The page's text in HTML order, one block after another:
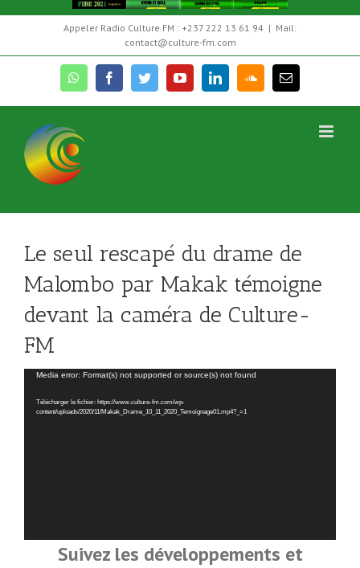
content
Appeler Radio Culture FM : +237 222 13 61 94 | Mail:
contact@culture-fm.com
whatsappfacebooktwitter youtubelinkedinsoundcloud
Email
Témoignage du seul rescapé du drame de
Le seul rescapé du drame de
Malombo par Makak témoigne
devant la caméra de Culture-
FM
Lecteur
Media error: Format(s) not supported or source(s) not found
Télécharger le fichier: https://www.culture-fm.com/wp-
content/uploads/2020/11/Makak_Drame_10_11_2020_Temoignage01.mp4?_=1
Suivez les développements et